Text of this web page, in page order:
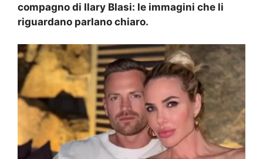
compagno di Ilary Blasi: le immagini che li
riguardano parlano chiaro.